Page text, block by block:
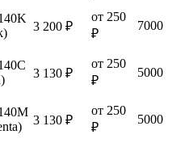
3 200 ₽
от 250
₽
7000
3 130 ₽
от 250
₽
5000
3 130 ₽
от 250
₽
5000